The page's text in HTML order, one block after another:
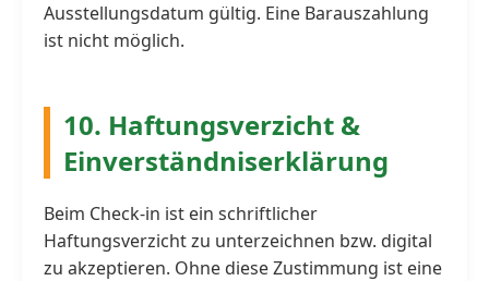
Ausstellungsdatum gültig. Eine Barauszahlung
ist nicht möglich.
10. Haftungsverzicht &
Einverständniserklärung
Beim Check-in ist ein schriftlicher
Haftungsverzicht zu unterzeichnen bzw. digital
zu akzeptieren. Ohne diese Zustimmung ist eine